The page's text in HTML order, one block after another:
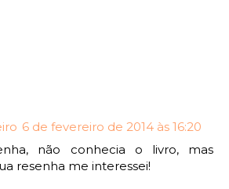
6 de fevereiro de 2014 às 16:20
não conhecia o livro, mas
resenha me interessei!